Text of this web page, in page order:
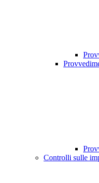
Controlli sulle